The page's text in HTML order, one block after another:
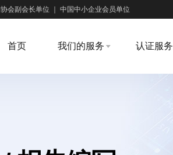
会副会长单位 中国中小企业会员单位
首页 我们的服务 认证服务